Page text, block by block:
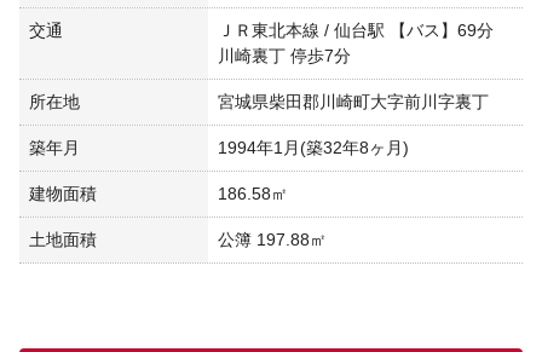
交通
ＪＲ東北本線 / 仙台駅 【バス】69分
川崎裏丁 停歩7分
所在地 宮城県柴田郡川崎町大字前川字裏丁
築年月 1994年1月(築32年8ヶ月)
建物面積 186.58㎡
土地面積 公簿 197.88㎡